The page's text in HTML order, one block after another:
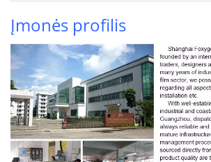
Įmonės profilis